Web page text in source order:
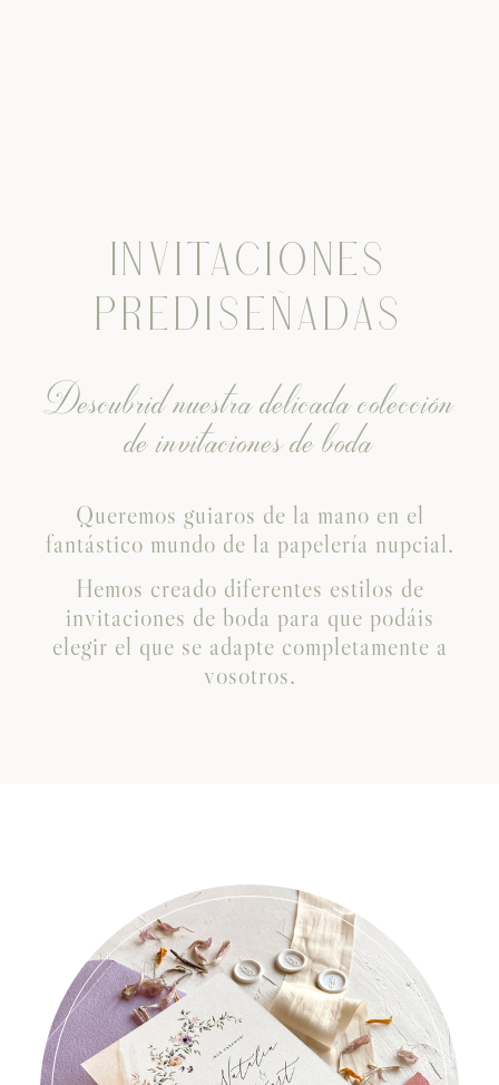
INVITACIONES
PREDISEÑADAS
Descubrid nuestra delicada colección
de invitaciones de boda
Queremos guiaros de la mano en el
fantástico mundo de la papelería nupcial.
Hemos creado diferentes estilos de
invitaciones de boda para que podáis
elegir el que se adapte completamente a
vosotros.